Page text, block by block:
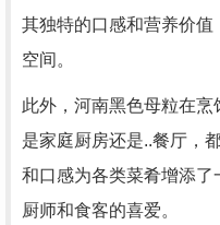
其独特的口感和营养价
空间。
此外，河南黑色母粒在
是家庭厨房还是..餐厅，
和口感为各类菜肴增添
厨师和食客的喜爱。